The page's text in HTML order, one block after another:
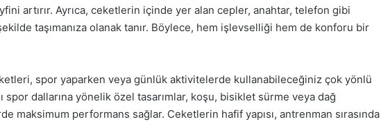
artırır. Ayrıca, ceketlerin içinde yer alan cepler, anahtar, telefon gibi
taşımanıza olanak tanır. Böylece, hem işlevselliği hem de konforu bir
spor yaparken veya günlük aktivitelerde kullanabileceğiniz çok yönlü
spor dallarına yönelik özel tasarımlar, koşu, bisiklet sürme veya dağ
maksimum performans sağlar. Ceketlerin hafif yapısı, antrenman sırasında